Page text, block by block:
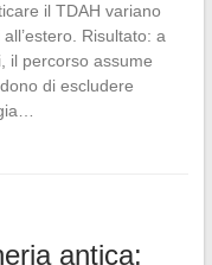
il TDAH variano
Risultato: a
il percorso assume
di escludere
antica: